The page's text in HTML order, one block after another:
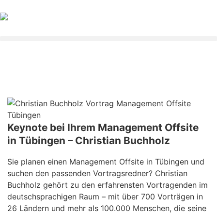
Keynote bei Ihrem Management Offsite
in Tübingen – Christian Buchholz
Sie planen einen Management Offsite in Tübingen und
suchen den passenden Vortragsredner? Christian
Buchholz gehört zu den erfahrensten Vortragenden im
deutschsprachigen Raum – mit über 700 Vorträgen in
26 Ländern und mehr als 100.000 Menschen, die seine